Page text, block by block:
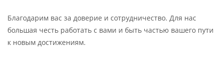
Благодарим вас за доверие и сотрудничество. Для нас
большая честь работать с вами и быть частью вашего пути
к новым достижениям.